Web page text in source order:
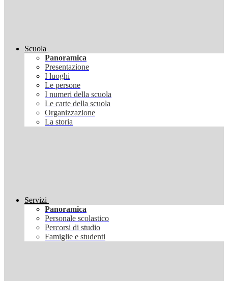
Scuola
Panoramica
Presentazione
I luoghi
Le persone
I numeri della scuola
Le carte della scuola
Organizzazione
La storia
Servizi
Panoramica
Personale scolastico
Percorsi di studio
Famiglie e studenti